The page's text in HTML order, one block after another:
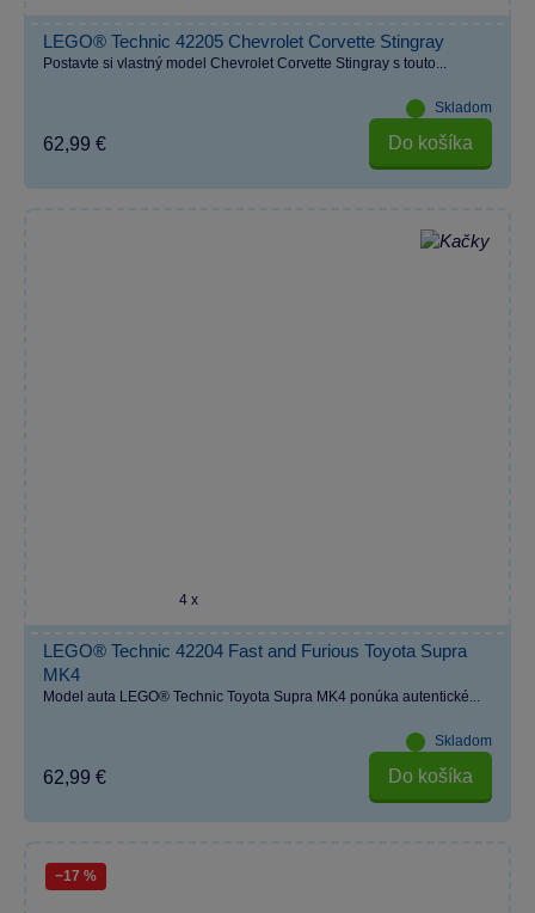
LEGO® Technic 42205 Chevrolet Corvette Stingray
Postavte si vlastný model Chevrolet Corvette Stingray s touto...
Skladom
62,99 € Do košíka
4 x
LEGO® Technic 42204 Fast and Furious Toyota Supra
MK4
Model auta LEGO® Technic Toyota Supra MK4 ponúka autentické...
Skladom
62,99 € Do košíka
−17 %